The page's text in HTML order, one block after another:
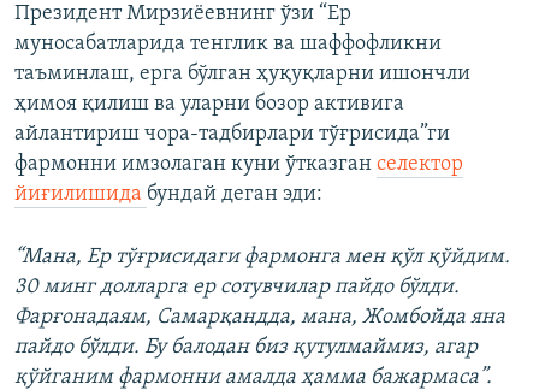
Президент Мирзиёевнинг ўзи “Ер
муносабатларида тенглик ва шаффофликни
таъминлаш, ерга бўлган ҳуқуқларни ишончли
ҳимоя қилиш ва уларни бозор активига
айлантириш чора-тадбирлари тўғрисида”ги
фармонни имзолаган куни ўтказган селектор
йиғилишида бундай деган эди:
“Мана, Ер тўғрисидаги фармонга мен қўл қўйдим.
30 минг долларга ер сотувчилар пайдо бўлди.
Фарғонадаям, Самарқандда, мана, Жомбойда яна
пайдо бўлди. Бу балодан биз қутулмаймиз, агар
қўйганим фармонни амалда ҳамма бажармаса”.